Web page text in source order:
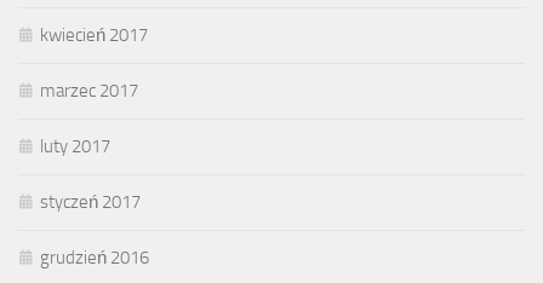
kwiecień 2017
marzec 2017
luty 2017
styczeń 2017
grudzień 2016